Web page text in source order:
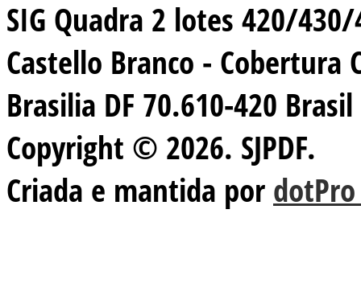
SIG Quadra 2 lotes 420/
Castello Branco - Cobertura
Brasilia DF 70.610-420 Brasil
Copyright © 2026. SJPDF.
Criada e mantida por